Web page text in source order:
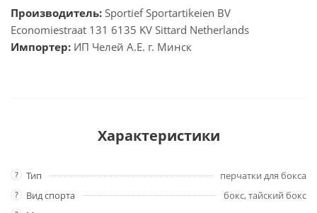
Производитель: Sportief Sportartikeien BV
Economiestraat 131 6135 KV Sittard Netherlands
Импортер: ИП Челей А.Е. г. Минск
Характеристики
? Тип перчатки для бокса
? Вид спорта бокс, тайский бокс